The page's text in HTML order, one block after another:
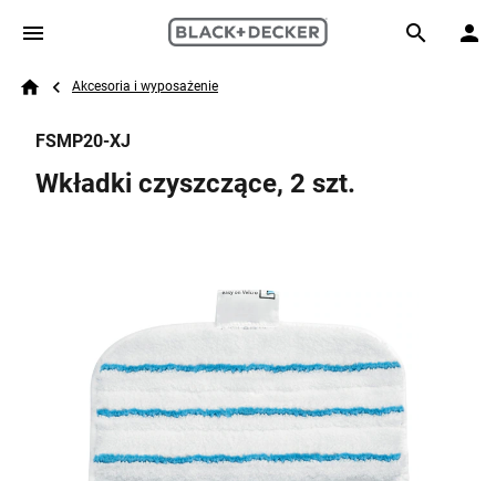
Skip to main content
Search
Breadcrumb
Akcesoria i wyposażenie
FSMP20-XJ
Wkładki czyszczące, 2 szt.